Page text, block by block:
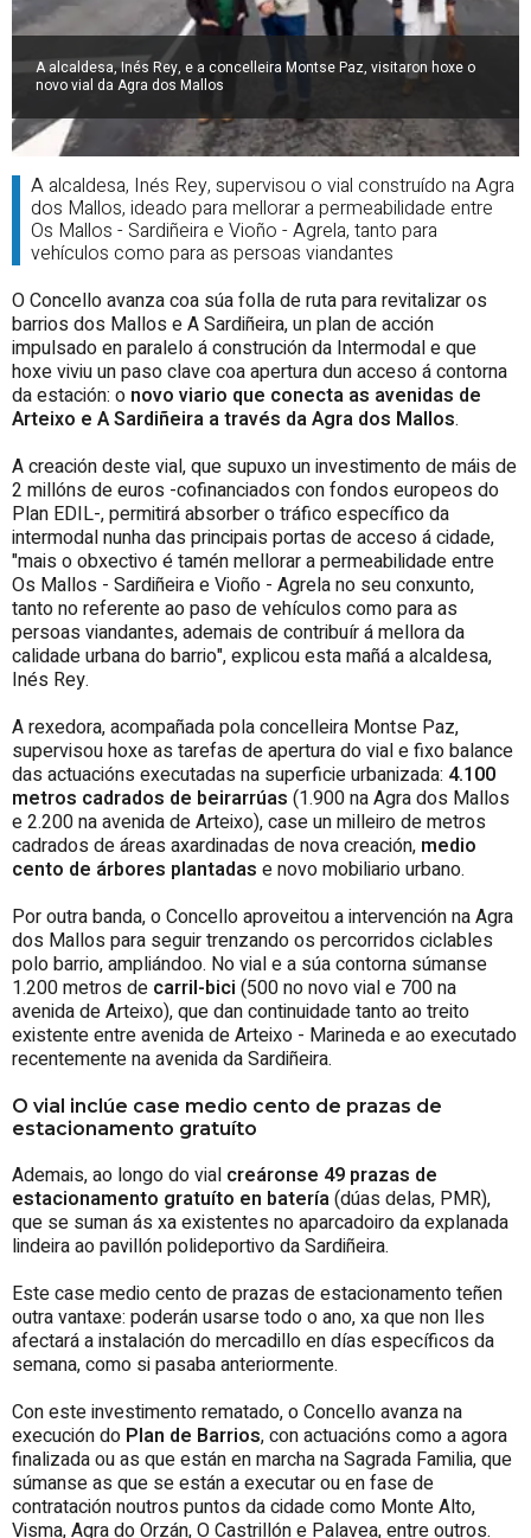
A alcaldesa, Inés Rey, e a concelleira Montse Paz, visitaron hoxe o
novo vial da Agra dos Mallos
A alcaldesa, Inés Rey, supervisou o vial construído na Agra
dos Mallos, ideado para mellorar a permeabilidade entre
Os Mallos - Sardiñeira e Vioño - Agrela, tanto para
vehículos como para as persoas viandantes
O Concello avanza coa súa folla de ruta para revitalizar os
barrios dos Mallos e A Sardiñeira, un plan de acción
impulsado en paralelo á construción da Intermodal e que
hoxe viviu un paso clave coa apertura dun acceso á contorna
da estación: o novo viario que conecta as avenidas de
Arteixo e A Sardiñeira a través da Agra dos Mallos.
A creación deste vial, que supuxo un investimento de máis de
2 millóns de euros -cofinanciados con fondos europeos do
Plan EDIL-, permitirá absorber o tráfico específico da
intermodal nunha das principais portas de acceso á cidade,
"mais o obxectivo é tamén mellorar a permeabilidade entre
Os Mallos - Sardiñeira e Vioño - Agrela no seu conxunto,
tanto no referente ao paso de vehículos como para as
persoas viandantes, ademais de contribuír á mellora da
calidade urbana do barrio", explicou esta mañá a alcaldesa,
Inés Rey.
A rexedora, acompañada pola concelleira Montse Paz,
supervisou hoxe as tarefas de apertura do vial e fixo balance
das actuacións executadas na superficie urbanizada: 4.100
metros cadrados de beirarrúas (1.900 na Agra dos Mallos
e 2.200 na avenida de Arteixo), case un milleiro de metros
cadrados de áreas axardinadas de nova creación, medio
cento de árbores plantadas e novo mobiliario urbano.
Por outra banda, o Concello aproveitou a intervención na Agra
dos Mallos para seguir trenzando os percorridos ciclables
polo barrio, ampliándoo. No vial e a súa contorna súmanse
1.200 metros de carril-bici (500 no novo vial e 700 na
avenida de Arteixo), que dan continuidade tanto ao treito
existente entre avenida de Arteixo - Marineda e ao executado
recentemente na avenida da Sardiñeira.
O vial inclúe case medio cento de prazas de
estacionamento gratuíto
Ademais, ao longo do vial creáronse 49 prazas de
estacionamento gratuíto en batería(dúas delas, PMR),
que se suman ás xa existentes no aparcadoiro da explanada
lindeira ao pavillón polideportivo da Sardiñeira.
Este case medio cento de prazas de estacionamento teñen
outra vantaxe: poderán usarse todo o ano, xa que non lles
afectará a instalación do mercadillo en días específicos da
semana, como si pasaba anteriormente.
Con este investimento rematado, o Concello avanza na
execución do Plan de Barrios, con actuacións como a agora
finalizada ou as que están en marcha na Sagrada Familia, que
súmanse as que se están a executar ou en fase de
contratación noutros puntos da cidade como Monte Alto,
Visma, Agra do Orzán, O Castrillón e Palavea, entre outros.